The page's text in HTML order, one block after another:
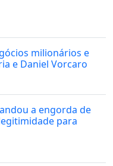
milionários e
e Daniel Vorcaro
a engorda de
para